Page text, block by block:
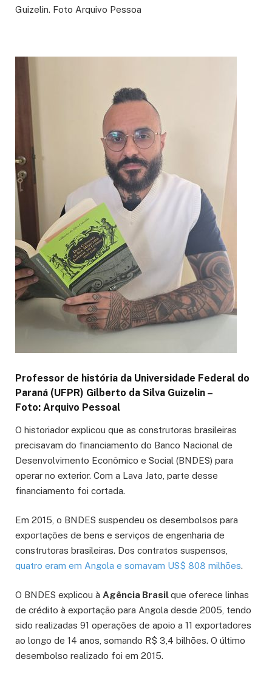
Professor de história da Universidade Federal do
Paraná (UFPR) Gilberto da Silva Guizelin –
Foto: Arquivo Pessoal
O historiador explicou que as construtoras brasileiras
precisavam do financiamento do Banco Nacional de
Desenvolvimento Econômico e Social (BNDES) para
operar no exterior. Com a Lava Jato, parte desse
financiamento foi cortada.
Em 2015, o BNDES suspendeu os desembolsos para
exportações de bens e serviços de engenharia de
construtoras brasileiras. Dos contratos suspensos,
quatro eram em Angola e somavam US$ 808 milhões.
O BNDES explicou à Agência Brasilque oferece linhas
de crédito à exportação para Angola desde 2005, tendo
sido realizadas 91 operações de apoio a 11 exportadores
ao longo de 14 anos, somando R$ 3,4 bilhões. O último
desembolso realizado foi em 2015.